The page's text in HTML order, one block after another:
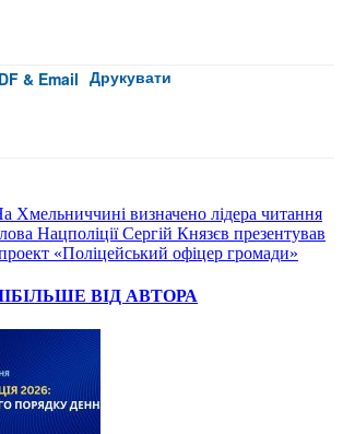
Друкувати
Хмельниччині визначено лідера читання
Нацполіції Сергій Князєв презентував
«Поліцейський офіцер громади»
БІЛЬШЕ ВІД АВТОРА